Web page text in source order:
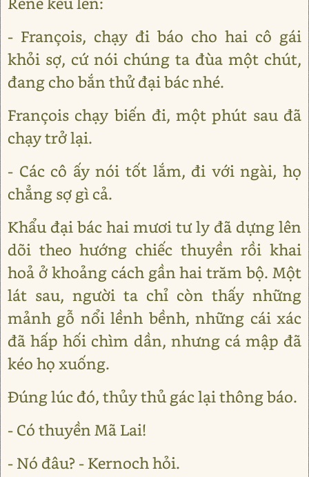
- François, chạy đi báo cho hai cô gái
khỏi sợ, cứ nói chúng ta đùa một chút,
đang cho bắn thử đại bác nhé.
François chạy biến đi, một phút sau đã
chạy trở lại.
- Các cô ấy nói tốt lắm, đi với ngài, họ
chẳng sợ gì cả.
Khẩu đại bác hai mươi tư ly đã dựng lên
dõi theo hướng chiếc thuyền rồi khai
hoả ở khoảng cách gần hai trăm bộ. Một
lát sau, người ta chỉ còn thấy những
mảnh gỗ nổi lềnh bềnh, những cái xác
đã hấp hối chìm dần, nhưng cá mập đã
kéo họ xuống.
Đúng lúc đó, thủy thủ gác lại thông báo.
- Có thuyền Mã Lai!
- Nó đâu? - Kernoch hỏi.